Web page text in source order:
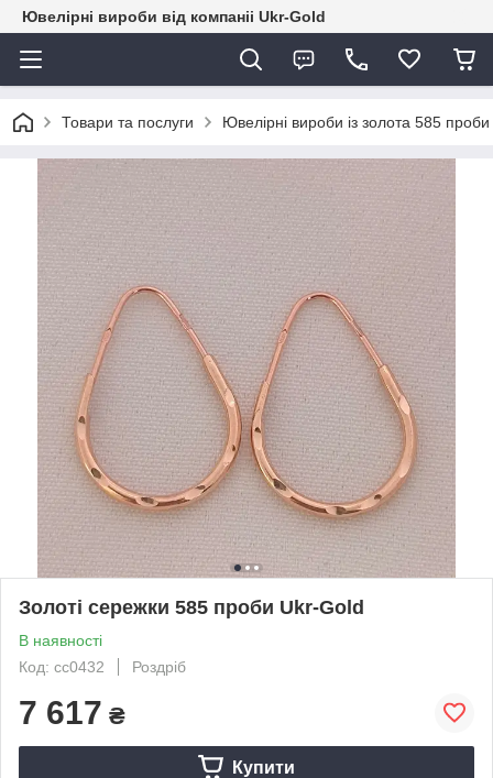
Ювелірні вироби від компаніі Ukr-Gold
Товари та послуги Ювелірні вироби із золота 585 проби
Золоті сережки 585 проби Ukr-Gold
В наявності
Код: сс0432
Роздріб
7 617 ₴
Купити